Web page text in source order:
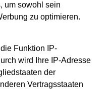
um sowohl sein
zu optimieren.
Funktion IP-
wird Ihre IP-Adresse
der
Vertragsstaaten